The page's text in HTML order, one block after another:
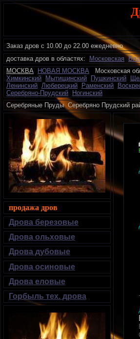
Заказ дров с 10.00 до 22.00 ежедневно
доставка дров в областях:
Московская
МОСКВА
НОВАЯ МОСКВА Московская
Химкинский
Мытищинский Пушкинский
Ленинский Люберецкий Раменский
Серебряно-Прудский
Ногинский
Серебряные Пруды Серебряно
продажа дров
Дрова березовые
Дрова ольховые
Дрова дубовые
Дрова осиновые
Дрова еловые
Горбыль тех. дрова